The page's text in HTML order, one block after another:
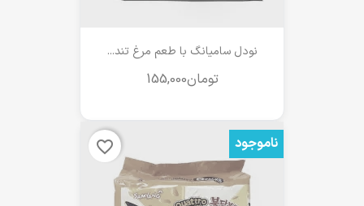
نودل سامیانگ با طعم مرغ تند...
‎تومان155,000
ناموجود favorite_border